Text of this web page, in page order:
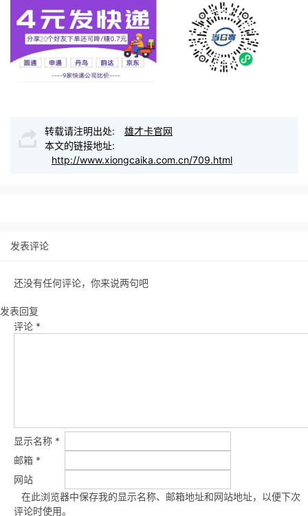
转载请注明出处:
雄才卡官网
本文的链接地址:
http://www.xiongcaika.com.cn/709.html
发表评论
还没有任何评论，你来说两句吧
发表回复
评论 *
显示名称 *
邮箱 *
网站
在此浏览器中保存我的显示名称、邮箱地址和网站地址，以便下次
评论时使用。